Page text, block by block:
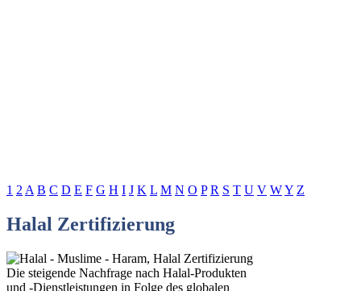
1 2 A B C D E F G H I J K L M N O P R S T U V WY Z
Halal Zertifizierung
Die steigende Nachfrage nach Halal-Produkten
und -Dienstleistungen in Folge des globalen